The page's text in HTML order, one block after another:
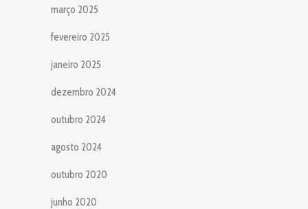
março 2025
fevereiro 2025
janeiro 2025
dezembro 2024
outubro 2024
agosto 2024
outubro 2020
junho 2020